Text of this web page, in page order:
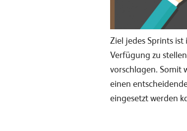
Ziel jedes Sprints
Verfügung zu
vorschlagen. Somit
einen
eingesetzt werden